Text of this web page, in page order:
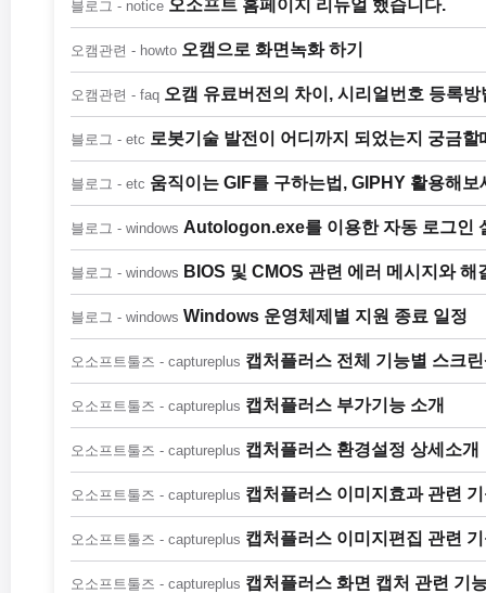
블로그 - notice 오소프트 홈페이지 리뉴얼 했습니다.
오캠관련 - howto 오캠으로 화면녹화 하기
오캠관련 - faq 오캠 유료버전의 차이, 시리얼번호 등록방
블로그 - etc 로봇기술 발전이 어디까지 되었는지 궁금할
블로그 - etc 움직이는 GIF를 구하는법, GIPHY 활용해보
블로그 - windows Autologon.exe를 이용한 자동 로그인
블로그 - windows BIOS 및 CMOS 관련 에러 메시지와 해
블로그 - windows Windows 운영체제별 지원 종료 일정
오소프트툴즈 - captureplus 캡처플러스 전체 기능별 스크
오소프트툴즈 - captureplus 캡처플러스 부가기능 소개
오소프트툴즈 - captureplus 캡처플러스 환경설정 상세소개
오소프트툴즈 - captureplus 캡처플러스 이미지효과 관련
오소프트툴즈 - captureplus 캡처플러스 이미지편집 관련
오소프트툴즈 - captureplus 캡처플러스 화면 캡처 관련 기